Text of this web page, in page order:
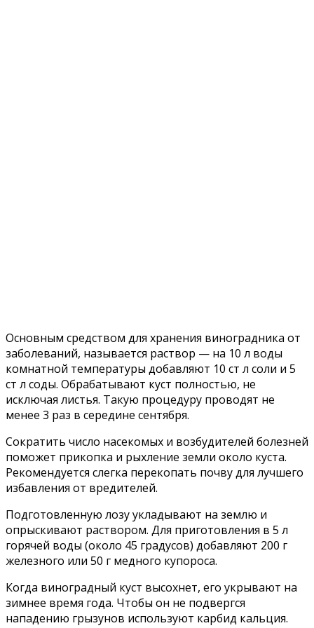
Основным средством для хранения виноградника от
заболеваний, называется раствор — на 10 л воды
комнатной температуры добавляют 10 ст л соли и 5
ст л соды. Обрабатывают куст полностью, не
исключая листья. Такую процедуру проводят не
менее 3 раз в середине сентября.
Сократить число насекомых и возбудителей болезней
поможет прикопка и рыхление земли около куста.
Рекомендуется слегка перекопать почву для лучшего
избавления от вредителей.
Подготовленную лозу укладывают на землю и
опрыскивают раствором. Для приготовления в 5 л
горячей воды (около 45 градусов) добавляют 200 г
железного или 50 г медного купороса.
Когда виноградный куст высохнет, его укрывают на
зимнее время года. Чтобы он не подвергся
нападению грызунов используют карбид кальция.